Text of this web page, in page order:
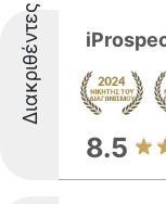
Διακριθέντες
8.5